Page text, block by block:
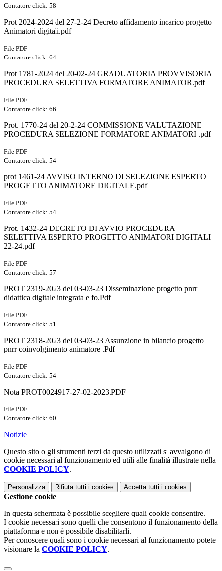
Contatore click: 58
Prot 2024-2024 del 27-2-24 Decreto affidamento incarico progetto
Animatori digitali.pdf
File PDF
Contatore click: 64
Prot 1781-2024 del 20-02-24 GRADUATORIA PROVVISORIA
PROCEDURA SELETTIVA FORMATORE ANIMATOR.pdf
File PDF
Contatore click: 66
Prot. 1770-24 del 20-2-24 COMMISSIONE VALUTAZIONE
PROCEDURA SELEZIONE FORMATORE ANIMATORI .pdf
File PDF
Contatore click: 54
prot 1461-24 AVVISO INTERNO DI SELEZIONE ESPERTO
PROGETTO ANIMATORE DIGITALE.pdf
File PDF
Contatore click: 54
Prot. 1432-24 DECRETO DI AVVIO PROCEDURA
SELETTIVA ESPERTO PROGETTO ANIMATORI DIGITALI
22-24.pdf
File PDF
Contatore click: 57
PROT 2319-2023 del 03-03-23 Disseminazione progetto pnrr
didattica digitale integrata e fo.Pdf
File PDF
Contatore click: 51
PROT 2318-2023 del 03-03-23 Assunzione in bilancio progetto
pnrr coinvolgimento animatore .Pdf
File PDF
Contatore click: 54
Nota PROT0024917-27-02-2023.PDF
File PDF
Contatore click: 60
Notizie
Questo sito o gli strumenti terzi da questo utilizzati si avvalgono di
cookie necessari al funzionamento ed utili alle finalità illustrate nella
COOKIE POLICY.
Personalizza Rifiuta tutti i cookies Accetta tutti i cookies
Gestione cookie
In questa schermata è possibile scegliere quali cookie consentire.
I cookie necessari sono quelli che consentono il funzionamento della
piattaforma e non è possibile disabilitarli.
Per conoscere quali sono i cookie necessari al funzionamento potete
visionare la COOKIE POLICY.